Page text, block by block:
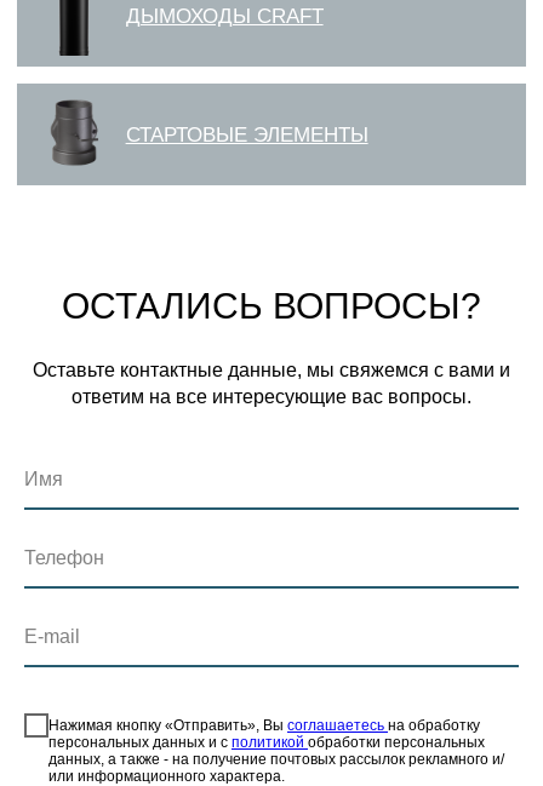
ОСТАЛИСЬ ВОПРОСЫ?
Оставьте контактные данные, мы свяжемся с вами и
ответим на все интересующие вас вопросы.
Имя
Телефон
E-mail
Нажимая кнопку «Отправить», Вы соглашаетесь на обработку
персональных данных и с политикой обработки персональных
данных, а также - на получение почтовых рассылок рекламного и/
или информационного характера.